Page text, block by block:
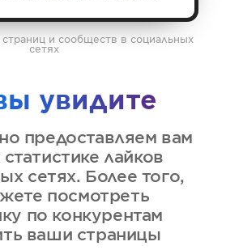
страниц и сообществ в социальных
сетях
увидите
предоставляем вам
лайков
сетях. Более того,
посмотреть
по конкурентам
ваши страницы